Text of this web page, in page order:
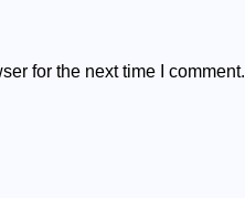
for the next time I comment.